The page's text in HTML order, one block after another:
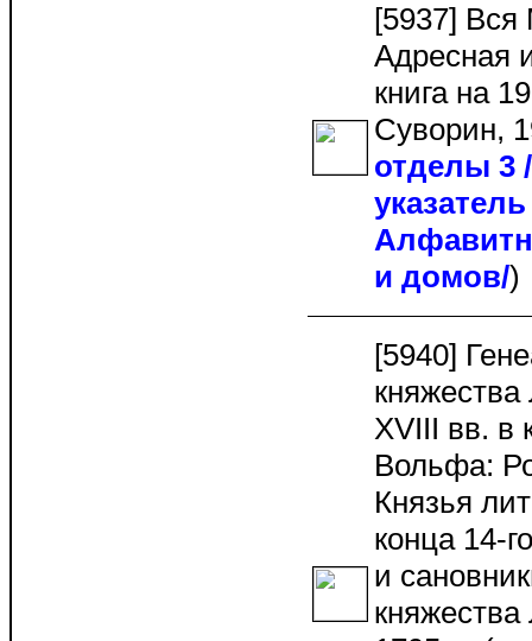
[5937] Вся
Адресная
книга на
Суворин,
отделы 3
и домов/
[5940]
княжества
XVIII вв. в
Вольфа:
Князья
конца 14-
и
княжества